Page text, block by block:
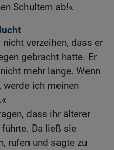
Schultern ab!«
verzeihen, dass er
gebracht hatte. Er
mehr lange. Wenn
werde ich meinen
dass ihr älterer
Da ließ sie
rufen und sagte zu